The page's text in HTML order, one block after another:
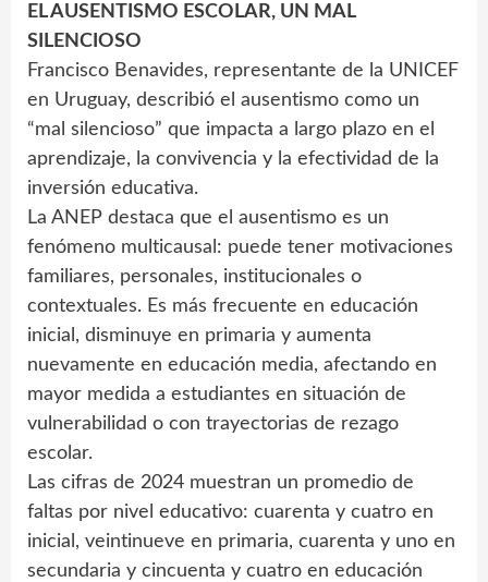
EL AUSENTISMO ESCOLAR, UN MAL
SILENCIOSO
Francisco Benavides, representante de la UNICEF
en Uruguay, describió el ausentismo como un
“mal silencioso” que impacta a largo plazo en el
aprendizaje, la convivencia y la efectividad de la
inversión educativa.
La ANEP destaca que el ausentismo es un
fenómeno multicausal: puede tener motivaciones
familiares, personales, institucionales o
contextuales. Es más frecuente en educación
inicial, disminuye en primaria y aumenta
nuevamente en educación media, afectando en
mayor medida a estudiantes en situación de
vulnerabilidad o con trayectorias de rezago
escolar.
Las cifras de 2024 muestran un promedio de
faltas por nivel educativo: cuarenta y cuatro en
inicial, veintinueve en primaria, cuarenta y uno en
secundaria y cincuenta y cuatro en educación